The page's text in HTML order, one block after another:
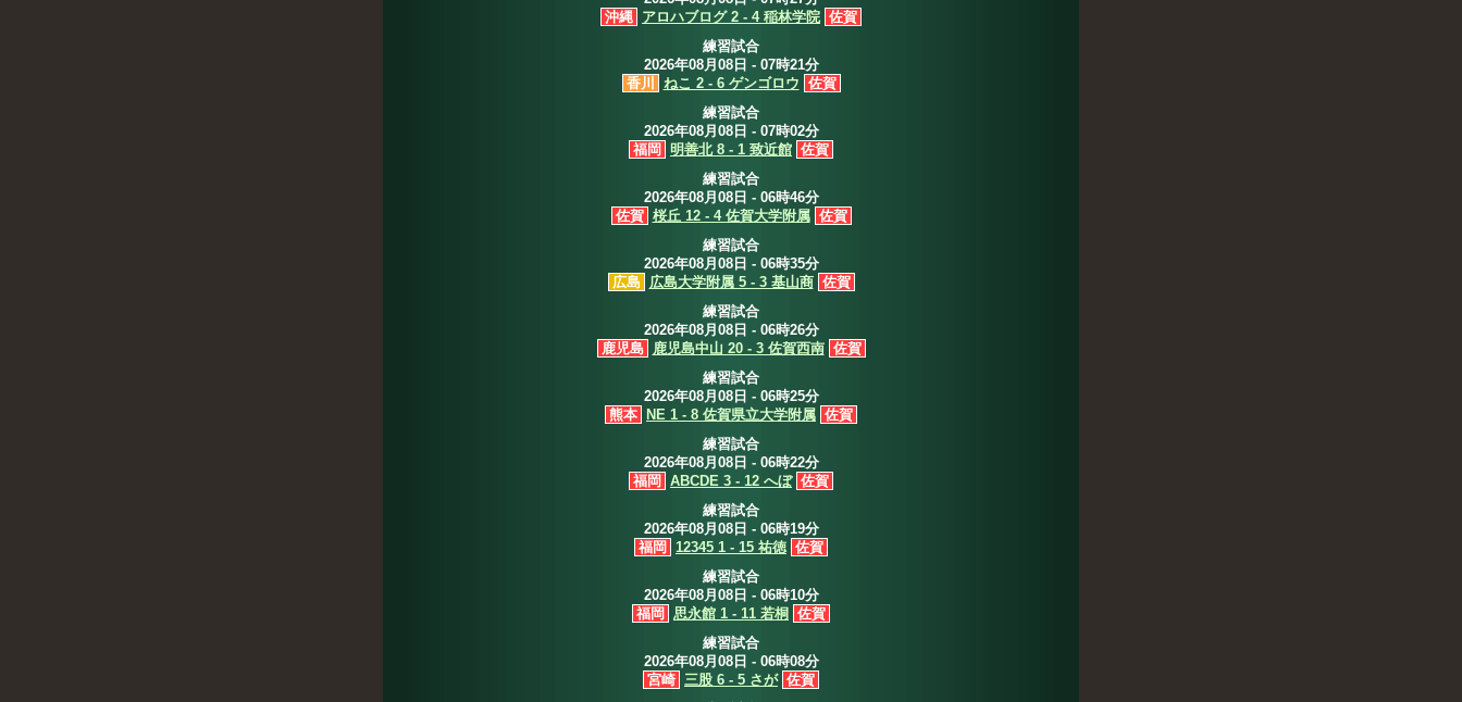
沖縄 アロハブログ 2 - 4 稲林学院 佐賀
練習試合
2026年08月08日 - 07時21分
香川
ねこ 2 - 6 ゲンゴロウ 佐賀
練習試合
2026年08月08日 - 07時02分
福岡
明善北 8 - 1 致近館 佐賀
練習試合
2026年08月08日 - 06時46分
佐賀 桜丘 12 - 4 佐賀大学附属 佐賀
練習試合
2026年08月08日 - 06時35分
広島
広島大学附属 5 - 3 基山商 佐賀
練習試合
2026年08月08日 - 06時26分
鹿児島
鹿児島中山 20 - 3 佐賀西南 佐賀
練習試合
2026年08月08日 - 06時25分
熊本
NE 1 - 8 佐賀県立大学附属 佐賀
練習試合
2026年08月08日 - 06時22分
福岡
ABCDE 3 - 12 へぼ 佐賀
練習試合
2026年08月08日 - 06時19分
福岡
12345 1 - 15 祐徳 佐賀
練習試合
2026年08月08日 - 06時10分
福岡
思永館 1 - 11 若桐
佐賀
練習試合
2026年08月08日 - 06時08分
宮崎 三股 6 - 5 さが 佐賀